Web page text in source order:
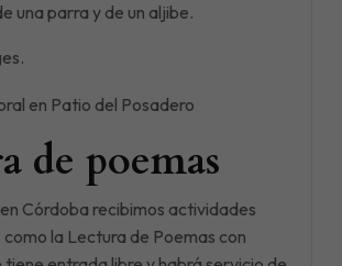
una parra y de un aljibe.
de poemas
Córdoba recibimos actividades
la Lectura de Poemas con